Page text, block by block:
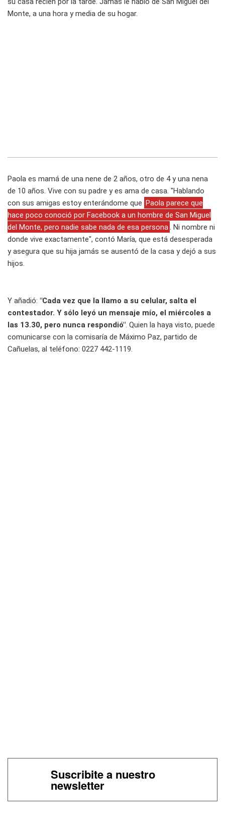
Monte, a una hora y media de su hogar.
Paola es mamá de una nene de 2 años, otro de 4 y una nena
de 10 años. Vive con su padre y es ama de casa. "Hablando
con sus amigas estoy enterándome que Paola parece que
hace poco conoció por Facebook a un hombre de San Miguel
del Monte, pero nadie sabe nada de esa persona. Ni nombre ni
donde vive exactamente", contó María, que está desesperada
y asegura que su hija jamás se ausentó de la casa y dejó a sus
hijos.
Y añadió: "Cada vez que la llamo a su celular, salta el
contestador. Y sólo leyó un mensaje mío, el miércoles a
las 13.30, pero nunca respondió". Quien la haya visto, puede
comunicarse con la comisaría de Máximo Paz, partido de
Cañuelas, al teléfono: 0227 442-1119.
Suscribite a nuestro
newsletter